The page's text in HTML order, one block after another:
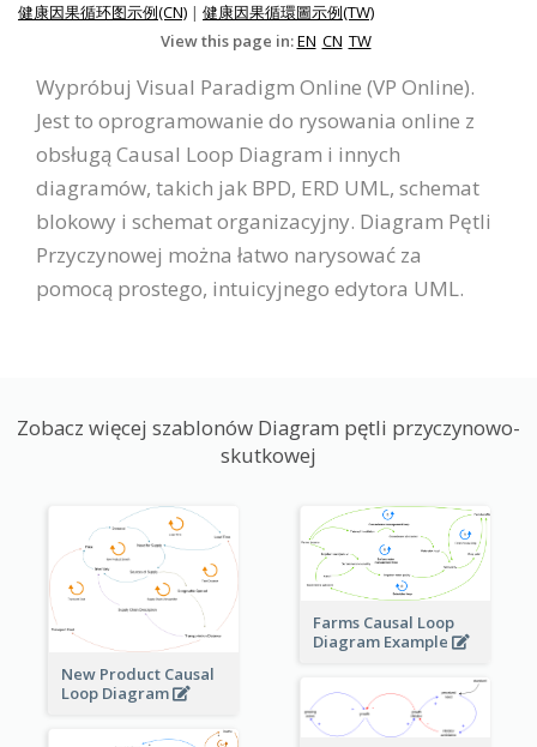
健康因果循环图示例(CN) | 健康因果循環圖示例(TW)
View this page in:EN CN TW
Wypróbuj Visual Paradigm Online (VP Online).
Jest to oprogramowanie do rysowania online z
obsługą Causal Loop Diagram i innych
diagramów, takich jak BPD, ERD UML, schemat
blokowy i schemat organizacyjny. Diagram Pętli
Przyczynowej można łatwo narysować za
pomocą prostego, intuicyjnego edytora UML.
Zobacz więcej szablonów Diagram pętli przyczynowo-
skutkowej
New Product Causal
Loop Diagram
Farms Causal Loop
Diagram Example